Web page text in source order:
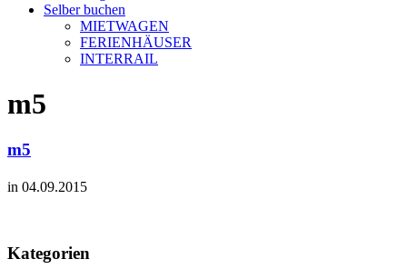
Selber buchen
MIETWAGEN
FERIENHÄUSER
INTERRAIL
m5
m5
in 04.09.2015
Kategorien